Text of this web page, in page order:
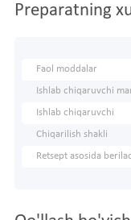
Preparatning
Faol moddalar
Ishlab chiqaruvchi
Ishlab chiqaruvchi
Chiqarilish shakli
Retsept asosida